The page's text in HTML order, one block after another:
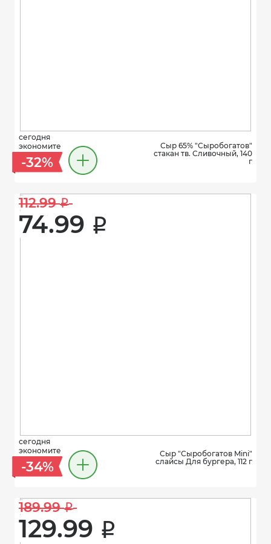
сегодня
экономите
-32%
Сыр 65% "Сыробогатов"
стакан тв. Сливочный, 140
г
112.99 i
74.99 i
сегодня
экономите
-34%
Сыр "Сыробогатов Mini"
слайсы Для бургера, 112 г
189.99 i
129.99 i